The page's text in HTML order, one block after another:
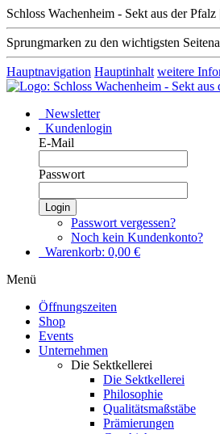
Schloss Wachenheim - Sekt aus der
Sprungmarken zu den wichtigsten
Hauptnavigation Hauptinhalt weitere
Newsletter
Kundenlogin
E-Mail
Passwort
Login
Passwort vergessen?
Noch kein Kundenkonto?
Warenkorb: 0,00 €
Menü
Öffnungszeiten
Shop
Events
Unternehmen
Die Sektkellerei
Die Sektkellerei
Philosophie
Qualitätsmaßstäbe
Prämierungen